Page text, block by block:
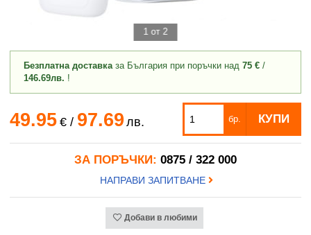
1 от 2
Безплатна доставказа България при поръчки над 75 € /
146.69лв. !
49.95 €/ 97.69 лв. бр. КУПИ
ЗА ПОРЪЧКИ: 0875 / 322 000
НАПРАВИ ЗАПИТВАНЕ
Добави в любими